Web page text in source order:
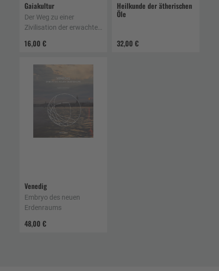
Gaiakultur
16,00 €
Der Weg zu einer
Zivilisation der erwachten
Heilkunde der ätherischen
Öle
32,00 €
Venedig
48,00 €
Embryo des neuen
Erdenraums